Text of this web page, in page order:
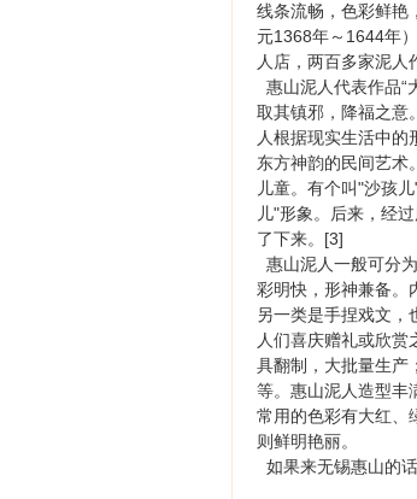
线条流畅，色彩鲜艳
元1368年～1644年
人店，两百多家泥人
惠山泥人代表作品“
取其镇邪，降福之意
人根据现实生活中
东方神韵的民间艺术
儿童。有个叫"沙孩
儿"形象。后来，经
了下来。[3]
惠山泥人一般可分
彩明快，形神兼备。
另一类是手捏戏文，
人们喜庆赠礼或欣
具翻制，大批量生产
等。惠山泥人造型丰
常用的色彩有大红、
则鲜明艳丽。
如果来无锡惠山的